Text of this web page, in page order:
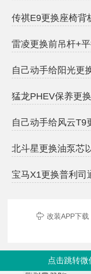
传祺E9更换座椅背
雷凌更换前吊杆+
自己动手给阳光更
猛龙PHEV保养更
自己动手给风云T9
北斗星更换油泵芯
宝马X1更换普利司
改装APP下载
点击跳转微